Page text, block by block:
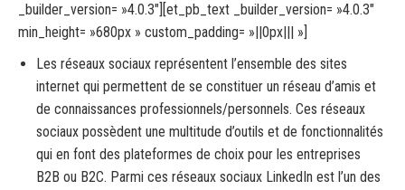
_builder_version= »4.0.3″][et_pb_text _builder_version= »4.0.3″
min_height= »680px » custom_padding= »||0px||| »]
Les réseaux sociaux représentent l’ensemble des sites
internet qui permettent de se constituer un réseau d’amis et
de connaissances professionnels/personnels. Ces réseaux
sociaux possèdent une multitude d’outils et de fonctionnalités
qui en font des plateformes de choix pour les entreprises
B2B ou B2C. Parmi ces réseaux sociaux LinkedIn est l’un des